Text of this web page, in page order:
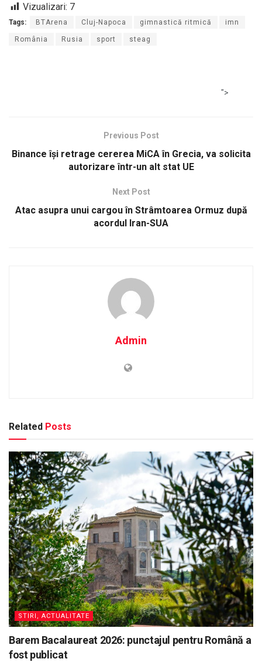
Vizualizari: 7
Tags: BTArena Cluj-Napoca gimnastică ritmică imn
România Rusia sport steag
">
Previous Post
Binance își retrage cererea MiCA în Grecia, va solicita
autorizare într-un alt stat UE
Next Post
Atac asupra unui cargou în Strâmtoarea Ormuz după
acordul Iran-SUA
Admin
Related Posts
STIRI, ACTUALITATE
Barem Bacalaureat 2026: punctajul pentru Română a
fost publicat